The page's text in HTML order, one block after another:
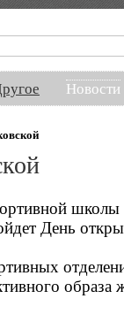
Новости
школы
День
образа